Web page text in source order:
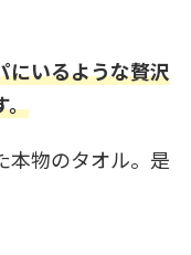
にいるような贅沢
。
本物のタオル。是